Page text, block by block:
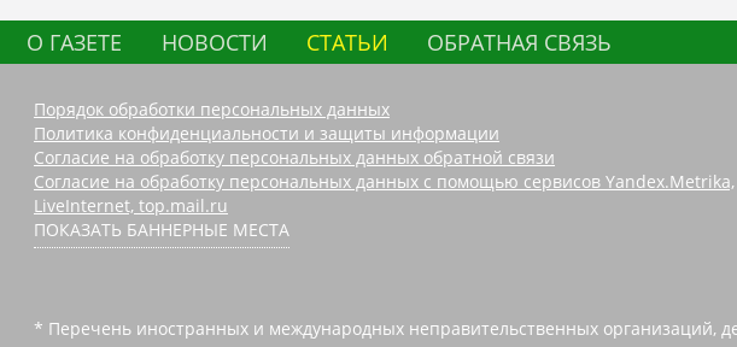
О ГАЗЕТЕ НОВОСТИ СТАТЬИ ОБРАТНАЯ СВЯЗЬ
Порядок обработки персональных данных
Политика конфиденциальности и защиты информации
Согласие на обработку персональных данных обратной связи
Согласие на обработку персональных данных с помощью сервисов Yandex.Metrika,
LiveInternet, top.mail.ru
ПОКАЗАТЬ БАННЕРНЫЕ МЕСТА
* Перечень иностранных и международных неправительственных организаций,